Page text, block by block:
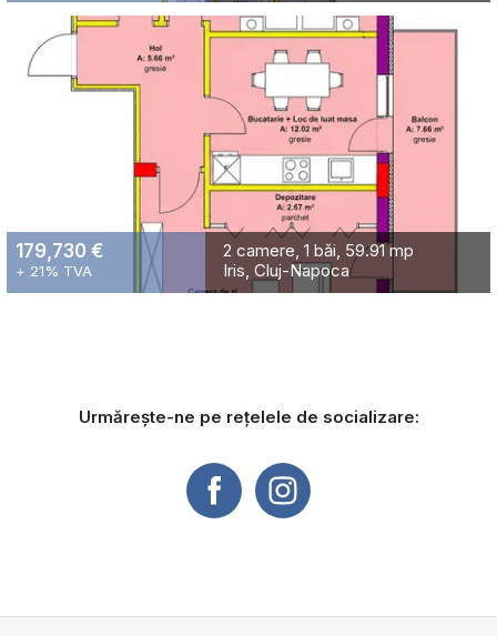
179,730 €
+ 21% TVA
2 camere 1 băi 59.91 mp
Iris, Cluj-Napoca
Urmărește-ne pe rețelele de socializare: